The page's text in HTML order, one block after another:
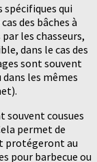
spécifiques qui
des bâches à
les chasseurs,
dans le cas des
sont souvent
les mêmes
souvent cousues
permet de
protégeront au
pour barbecue ou